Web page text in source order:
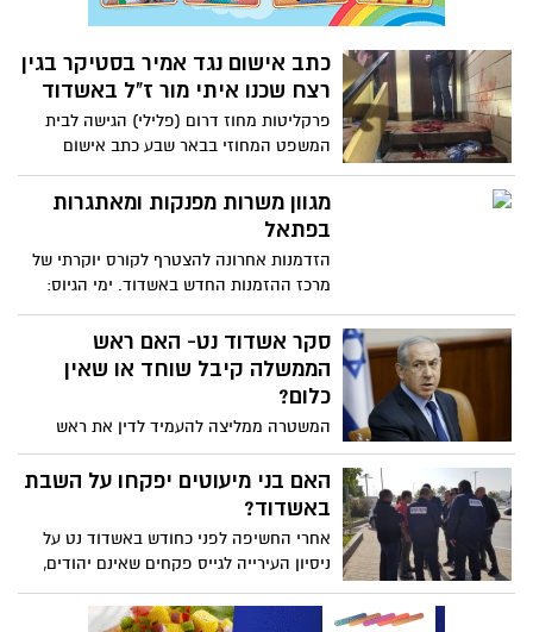
כתב אישום נגד אמיר בסטיקר בגין
רצח שכנו איתי מור ז"ל באשדוד
פרקליטות מחוז דרום (פלילי) הגישה לבית
המשפט המחוזי בבאר שבע כתב אישום
בעבירת רצח נגד אמיר בסטיקר, תושב אשדוד
כבן 24, בגין רצח שכנו, איתי מור ז"ל, לפני
כחודש בבניין מגורים באשדוד
מגוון משרות מפנקות ומאתגרות
בפתאל
הזדמנות אחרונה להצטרף לקורס יוקרתי של
מרכז ההזמנות החדש באשדוד. ימי הגיוס:
14/02/2018 ו ב 21/02/2018. בין השעות 10:00
-17:00
סקר אשדוד נט- האם ראש
הממשלה קיבל שוחד או שאין
כלום?
המשטרה ממליצה להעמיד לדין את ראש
הממשלה, נתניהו, בגין קבלת שוחד, מרמה
והפרת אמונים. ראש הממשלה דבק בגרסתו -
"אין כלום, כי לא היה כלום". למי להאמין -
האם בני מיעוטים יפקחו על השבת
באשדוד?
אחרי החשיפה לפני כחודש באשדוד נט על
ניסיון העירייה לגייס פקחים שאינם יהודים,
לצורך אכיפת חוקי העזר העירוניים בשבתות -
כעת מפרסמת העירייה מכרז נוסף, ובשינוי קל